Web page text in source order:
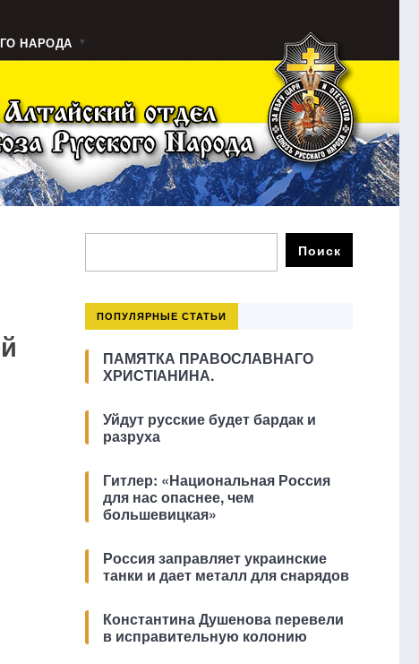
НАРОДА
ПОПУЛЯРНЫЕ СТАТЬИ
ПАМЯТКА ПРАВОСЛАВНАГО
ХРИСТІАНИНА.
Уйдут русские будет бардак и
разруха
Гитлер: «Национальная Россия
для нас опаснее, чем
большевицкая»
Россия заправляет украинские
танки и дает металл для снарядов
Константина Душенова перевели
в исправительную колонию